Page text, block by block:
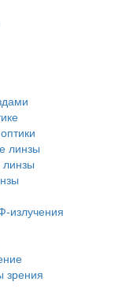
линзы
излучения
зрения